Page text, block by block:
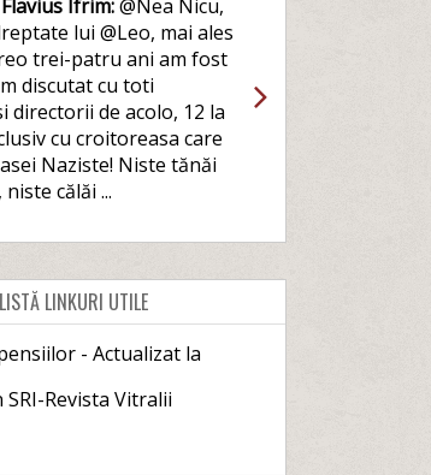
Ifrim:@Nea Nicu,
lui @Leo, mai ales
trei-patru ani am fost
discutat cu toti
directorii de acolo, 12 la
cu croitoreasa care
Naziste! Niste tănăi
călăi ...
LISTĂ LINKURI UTILE
- Actualizat la
SRI-Revista Vitralii